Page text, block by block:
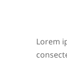
Lorem